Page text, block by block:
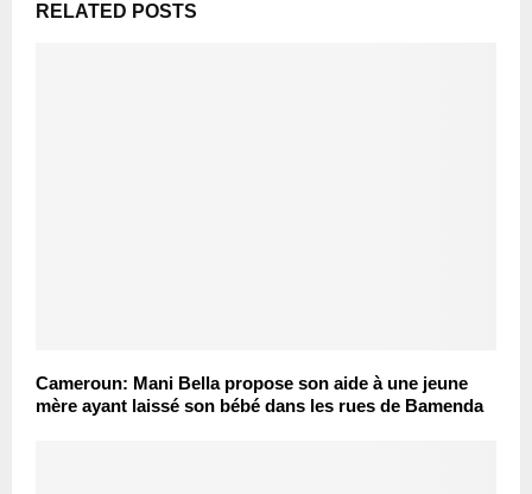
RELATED POSTS
Cameroun: Mani Bella propose son aide à une jeune
mère ayant laissé son bébé dans les rues de Bamenda